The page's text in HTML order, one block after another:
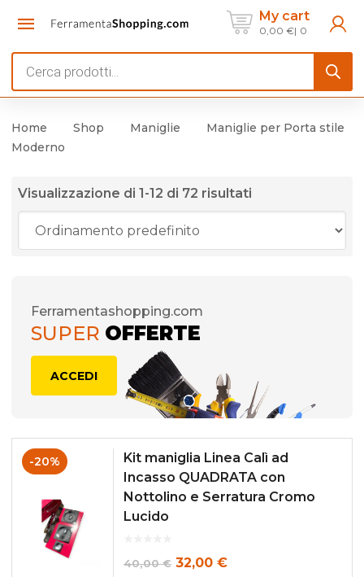
My cart
0,00 € 0
search
Home Shop Maniglie
Maniglie per Porta stile
Moderno
Visualizzazione di 1-12 di 72 risultati
Ferramentashopping.com
SUPER OFFERTE
ACCEDI
-20%
Kit maniglia Linea Calì ad
Incasso QUADRATA con
Nottolino e Serratura Cromo
Lucido
40,00€ Il
32,00 €Il